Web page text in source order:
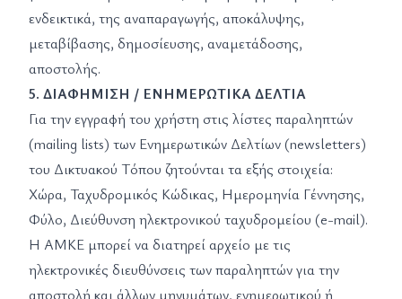
ενδεικτικά, της αναπαραγωγής, αποκάλυψης,
μεταβίβασης, δημοσίευσης, αναμετάδοσης,
αποστολής.
5. ΔΙΑΦΗΜΙΣΗ / ΕΝΗΜΕΡΩΤΙΚΑ ΔΕΛΤΙΑ
Για την εγγραφή του χρήστη στις λίστες παραληπτών
(mailing lists) των Ενημερωτικών Δελτίων (newsletters)
του Δικτυακού Τόπου ζητούνται τα εξής στοιχεία:
Χώρα, Ταχυδρομικός Κώδικας, Ημερομηνία Γέννησης,
Φύλο, Διεύθυνση ηλεκτρονικού ταχυδρομείου (e-mail).
Η ΑΜΚΕ μπορεί να διατηρεί αρχείο με τις
ηλεκτρονικές διευθύνσεις των παραληπτών για την
αποστολή και άλλων μηνυμάτων, ενημερωτικού ή